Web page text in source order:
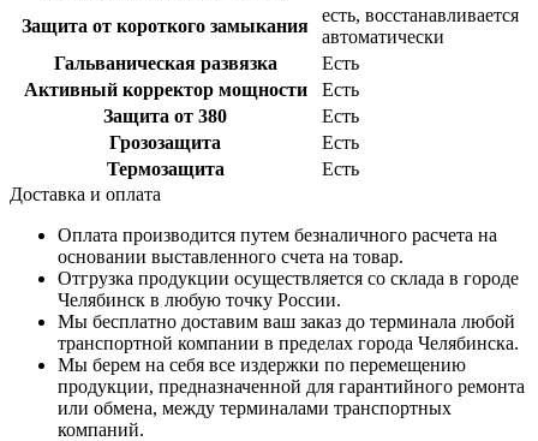
Защита от короткого замыкания
есть, восстанавливается
автоматически
Гальваническая развязка
Есть
Активный корректор мощности
Есть
Защита от 380
Есть
Грозозащита
Есть
Термозащита
Есть
Доставка и оплата
Оплата производится путем безналичного расчета на
основании выставленного счета на товар.
Отгрузка продукции осуществляется со склада в городе
Челябинск в любую точку России.
Мы бесплатно доставим ваш заказ до терминала любой
транспортной компании в пределах города Челябинска.
Мы берем на себя все издержки по перемещению
продукции, предназначенной для гарантийного ремонта
или обмена, между терминалами транспортных
компаний.